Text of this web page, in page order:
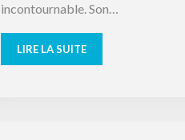
incontournable. Son…
LIRE LA SUITE